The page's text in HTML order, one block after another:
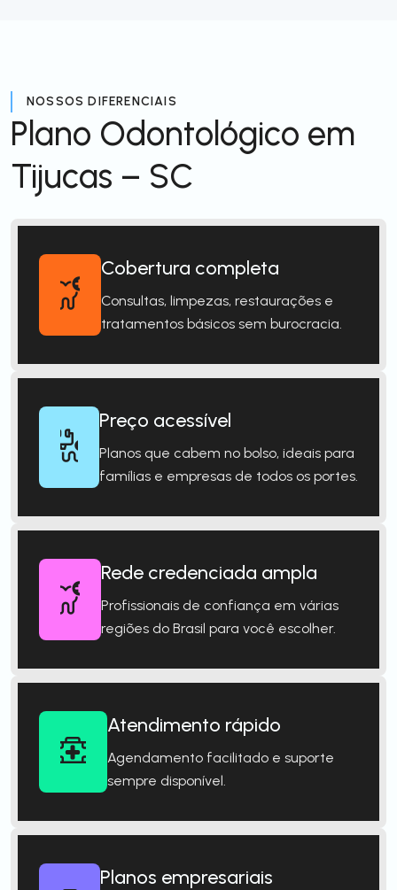
NOSSOS DIFERENCIAIS
Plano Odontológico em
Tijucas – SC
Cobertura completa
Consultas, limpezas, restaurações e
tratamentos básicos sem burocracia.
Preço acessível
Planos que cabem no bolso, ideais para
famílias e empresas de todos os portes.
Rede credenciada ampla
Profissionais de confiança em várias
regiões do Brasil para você escolher.
Atendimento rápido
Agendamento facilitado e suporte
sempre disponível.
Planos empresariais